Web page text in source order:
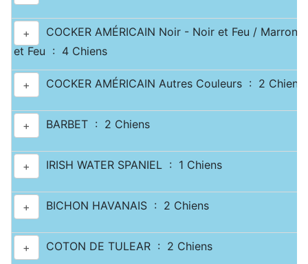
+
COCKER AMÉRICAIN Noir - Noir et Feu / Marron
et Feu : 4 Chiens
+ COCKER AMÉRICAIN Autres Couleurs : 2 Chiens
+ BARBET : 2 Chiens
+ IRISH WATER SPANIEL : 1 Chiens
+ BICHON HAVANAIS : 2 Chiens
+ COTON DE TULEAR : 2 Chiens